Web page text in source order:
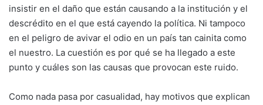
insistir en el daño que están causando a la institución y el
descrédito en el que está cayendo la política. Ni tampoco
en el peligro de avivar el odio en un país tan cainita como
el nuestro. La cuestión es por qué se ha llegado a este
punto y cuáles son las causas que provocan este ruido.
Como nada pasa por casualidad, hay motivos que explican